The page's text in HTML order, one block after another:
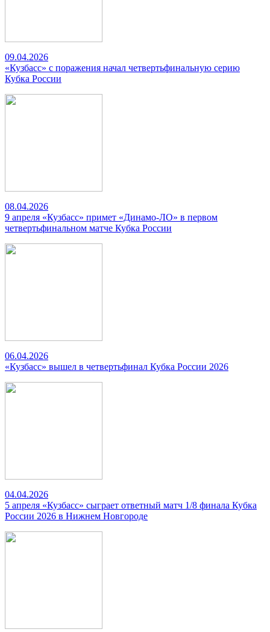
09.04.2026
«Кузбасс» с поражения начал четвертьфинальную серию
Кубка России
08.04.2026
9 апреля «Кузбасс» примет «Динамо-ЛО» в первом
четвертьфинальном матче Кубка России
06.04.2026
«Кузбасс» вышел в четвертьфинал Кубка России 2026
04.04.2026
5 апреля «Кузбасс» сыграет ответный матч 1/8 финала Кубка
России 2026 в Нижнем Новгороде